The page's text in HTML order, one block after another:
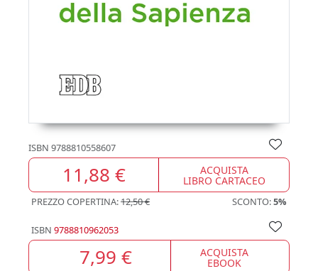
ISBN 9788810558607
11,88 € ACQUISTA
LIBRO CARTACEO
PREZZO COPERTINA:12,50 € SCONTO:5%
ISBN 9788810962053
7,99 € ACQUISTA
EBOOK